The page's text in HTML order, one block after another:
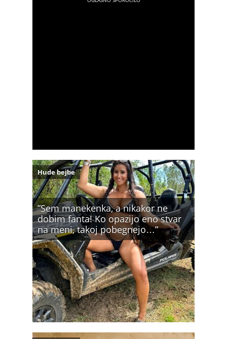
”Sem manekenka, a nikakor ne
dobim fanta! Ko opazijo eno stvar
na meni, takoj pobegnejo…”
Hude bejbe